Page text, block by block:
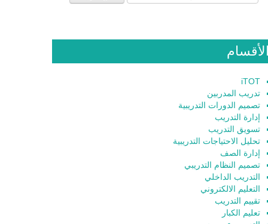
الأقسام
iTOT
تدريب المدربين
تصميم الدورات التدريبية
إدارة التدريب
تسويق التدريب
تحليل الاحتياجات التدريبية
إدارة الصف
تصميم النظام التدريبي
التدريب الداخلي
التعليم الالكتروني
تقييم التدريب
تعليم الكبار